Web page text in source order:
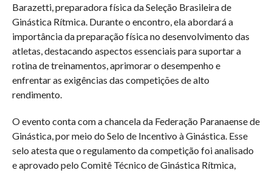
Barazetti, preparadora física da Seleção Brasileira de
Ginástica Rítmica. Durante o encontro, ela abordará a
importância da preparação física no desenvolvimento das
atletas, destacando aspectos essenciais para suportar a
rotina de treinamentos, aprimorar o desempenho e
enfrentar as exigências das competições de alto
rendimento.
O evento conta com a chancela da Federação Paranaense de
Ginástica, por meio do Selo de Incentivo à Ginástica. Esse
selo atesta que o regulamento da competição foi analisado
e aprovado pelo Comitê Técnico de Ginástica Rítmica,